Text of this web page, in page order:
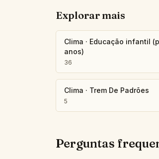
Explorar mais
Clima · Educação infantil
anos)
36
Clima · Trem De Padrões
5
Perguntas